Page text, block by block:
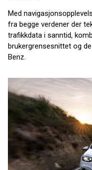
Med
fra begge verdener der
trafikkdata i sanntid,
brukergrensesnittet og
Benz.